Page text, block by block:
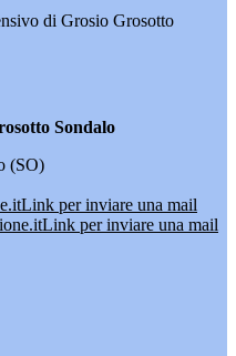
di Grosio Grosotto
Sondalo
(SO)
Link per inviare una mail
Link per inviare una mail